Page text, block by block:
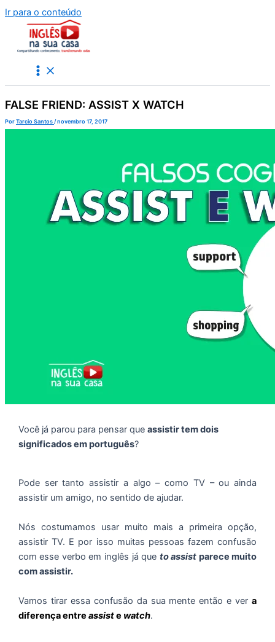
Ir para o conteúdo
FALSE FRIEND: ASSIST X WATCH
PorTarcio Santos/novembro 17, 2017
Você já parou para pensar que assistir tem dois
significados em português?
Pode ser tanto assistir a algo – como TV – ou ainda
assistir um amigo, no sentido de ajudar.
Nós costumamos usar muito mais a primeira opção,
assistir TV. E por isso muitas pessoas fazem confusão
com esse verbo em inglês já que to assist parece muito
com assistir.
Vamos tirar essa confusão da sua mente então e vera
diferença entre assiste watch.